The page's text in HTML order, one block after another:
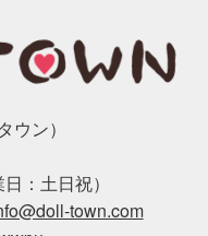
ウン）
：土日祝）
town.com